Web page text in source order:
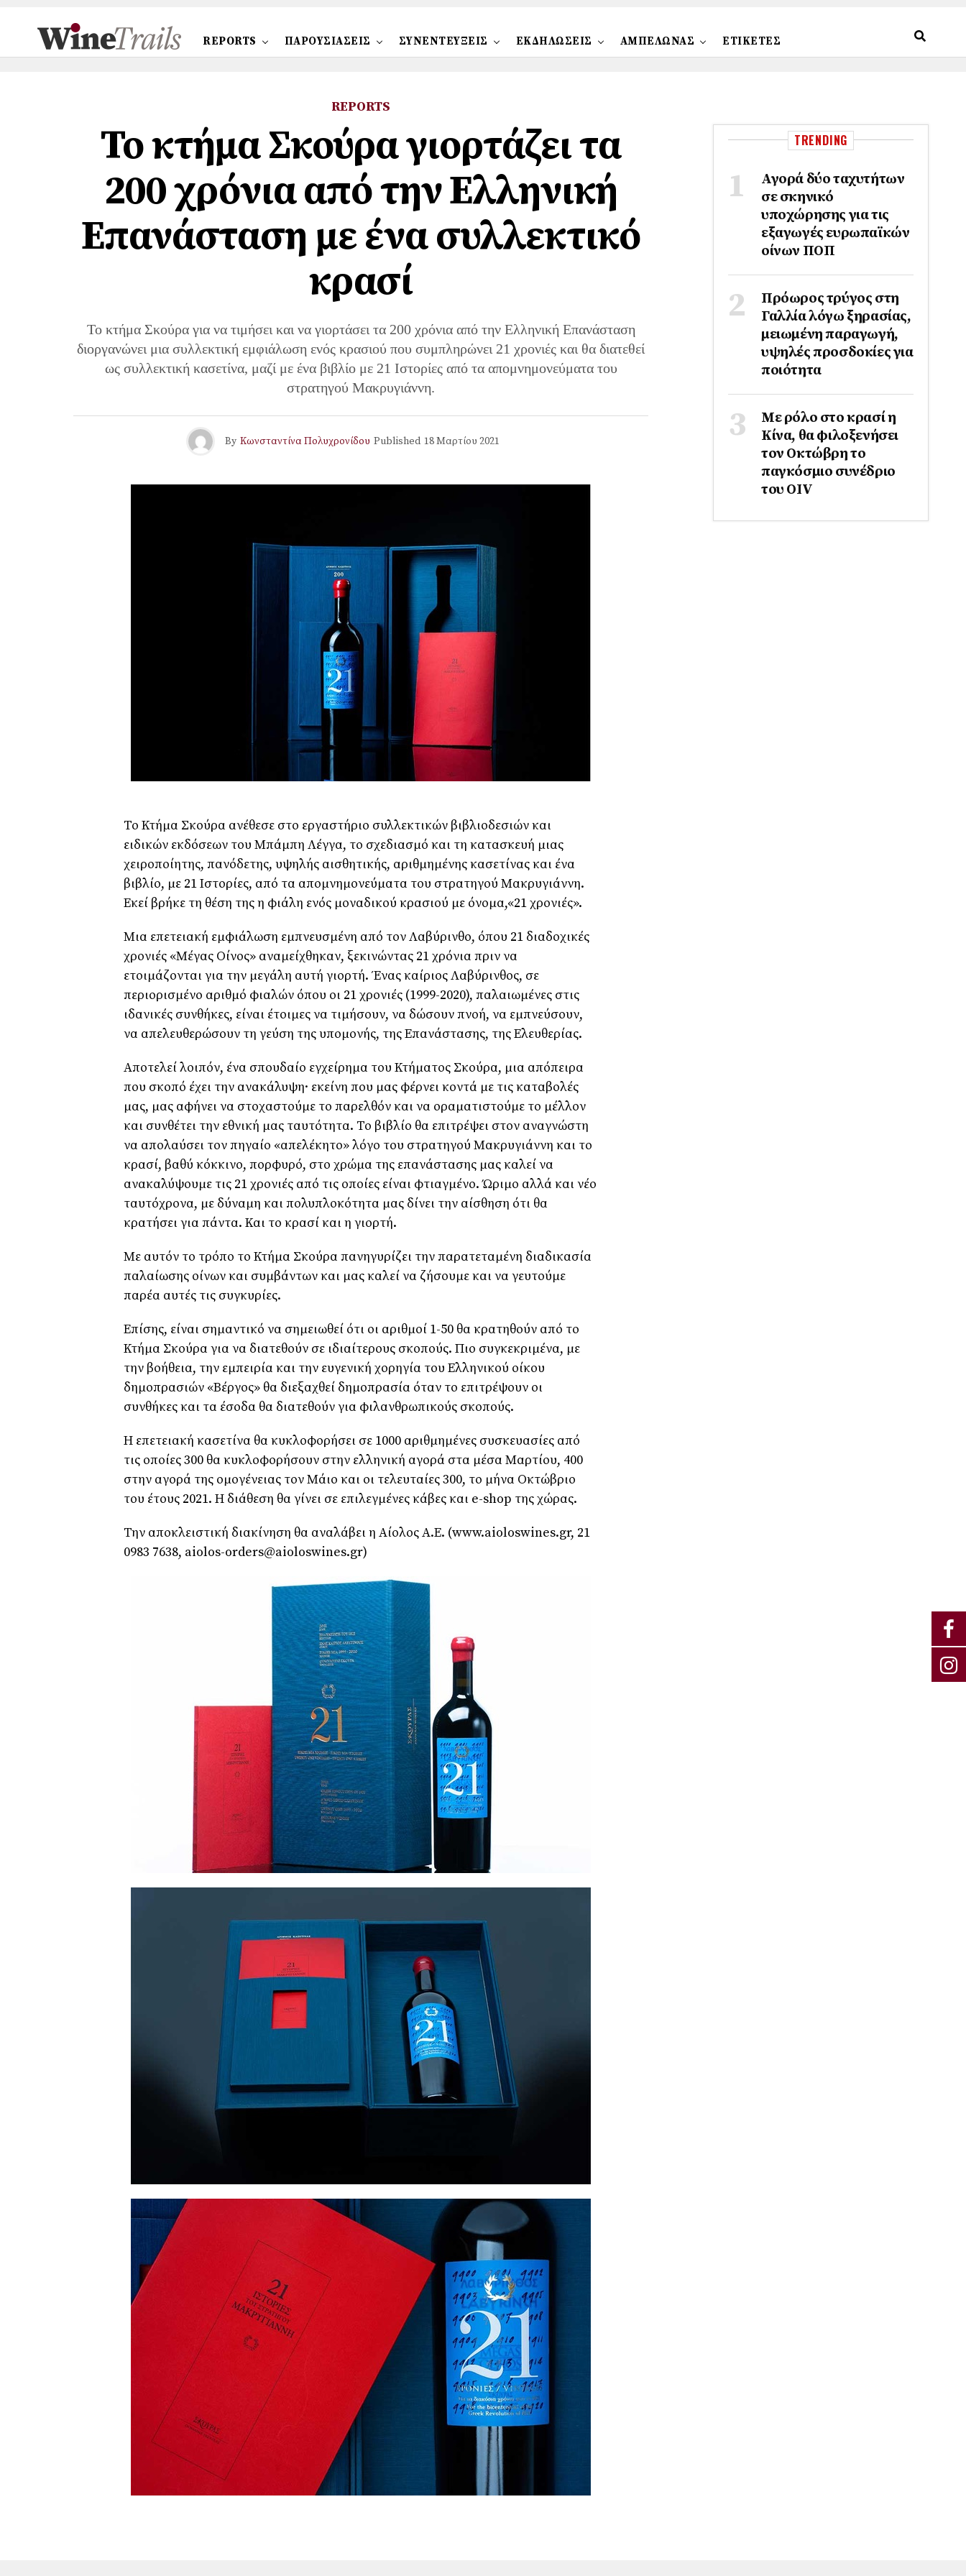
REPORTS ΠΑΡΟΥΣΙΑΣΕΙΣ ΣΥΝΕΝΤΕΥΞΕΙΣ ΕΚΔΗΛΩΣΕΙΣ ΑΜΠΕΛΩΝΑΣ ΕΤΙΚΕΤΕΣ
REPORTS
Το κτήμα Σκούρα γιορτάζει τα
200 χρόνια από την Ελληνική
Επανάσταση με ένα συλλεκτικό
κρασί
Το κτήμα Σκούρα για να τιμήσει και να γιορτάσει τα 200 χρόνια από την Ελληνική Επανάσταση
διοργανώνει μια συλλεκτική εμφιάλωση ενός κρασιού που συμπληρώνει 21 χρονιές και θα διατεθεί
ως συλλεκτική κασετίνα, μαζί με ένα βιβλίο με 21 Ιστορίες από τα απομνημονεύματα του
στρατηγού Μακρυγιάννη.
By Κωνσταντίνα Πολυχρονίδου Published 18 Μαρτίου 2021
Το Κτήμα Σκούρα ανέθεσε στο εργαστήριο συλλεκτικών βιβλιοδεσιών και
ειδικών εκδόσεων του Μπάμπη Λέγγα, το σχεδιασμό και τη κατασκευή μιας
χειροποίητης, πανόδετης, υψηλής αισθητικής, αριθμημένης κασετίνας και ένα
βιβλίο, με 21 Ιστορίες, από τα απομνημονεύματα του στρατηγού Μακρυγιάννη.
Εκεί βρήκε τη θέση της η φιάλη ενός μοναδικού κρασιού με όνομα,«21 χρονιές».
Μια επετειακή εμφιάλωση εμπνευσμένη από τον Λαβύρινθο, όπου 21 διαδοχικές
χρονιές «Μέγας Οίνος» αναμείχθηκαν, ξεκινώντας 21 χρόνια πριν να
ετοιμάζονται για την μεγάλη αυτή γιορτή. Ένας καίριος Λαβύρινθος, σε
περιορισμένο αριθμό φιαλών όπου οι 21 χρονιές (1999-2020), παλαιωμένες στις
ιδανικές συνθήκες, είναι έτοιμες να τιμήσουν, να δώσουν πνοή, να εμπνεύσουν,
να απελευθερώσουν τη γεύση της υπομονής, της Επανάστασης, της Ελευθερίας.
Αποτελεί λοιπόν, ένα σπουδαίο εγχείρημα του Κτήματος Σκούρα, μια απόπειρα
που σκοπό έχει την ανακάλυψη· εκείνη που μας φέρνει κοντά με τις καταβολές
μας, μας αφήνει να στοχαστούμε το παρελθόν και να οραματιστούμε το μέλλον
και συνθέτει την εθνική μας ταυτότητα. Το βιβλίο θα επιτρέψει στον αναγνώστη
να απολαύσει τον πηγαίο «απελέκητο» λόγο του στρατηγού Μακρυγιάννη και το
κρασί, βαθύ κόκκινο, πορφυρό, στο χρώμα της επανάστασης μας καλεί να
ανακαλύψουμε τις 21 χρονιές από τις οποίες είναι φτιαγμένο. Ώριμο αλλά και νέο
ταυτόχρονα, με δύναμη και πολυπλοκότητα μας δίνει την αίσθηση ότι θα
κρατήσει για πάντα. Και το κρασί και η γιορτή.
Με αυτόν το τρόπο το Κτήμα Σκούρα πανηγυρίζει την παρατεταμένη διαδικασία
παλαίωσης οίνων και συμβάντων και μας καλεί να ζήσουμε και να γευτούμε
παρέα αυτές τις συγκυρίες.
Επίσης, είναι σημαντικό να σημειωθεί ότι οι αριθμοί 1-50 θα κρατηθούν από το
Κτήμα Σκούρα για να διατεθούν σε ιδιαίτερους σκοπούς. Πιο συγκεκριμένα, με
την βοήθεια, την εμπειρία και την ευγενική χορηγία του Ελληνικού οίκου
δημοπρασιών «Βέργος» θα διεξαχθεί δημοπρασία όταν το επιτρέψουν οι
συνθήκες και τα έσοδα θα διατεθούν για φιλανθρωπικούς σκοπούς.
Η επετειακή κασετίνα θα κυκλοφορήσει σε 1000 αριθμημένες συσκευασίες από
τις οποίες 300 θα κυκλοφορήσουν στην ελληνική αγορά στα μέσα Μαρτίου, 400
στην αγορά της ομογένειας τον Μάιο και οι τελευταίες 300, το μήνα Οκτώβριο
του έτους 2021. Η διάθεση θα γίνει σε επιλεγμένες κάβες και e-shop της χώρας.
Την αποκλειστική διακίνηση θα αναλάβει η Αίολος Α.Ε. (www.aioloswines.gr, 21
0983 7638, aiolos-orders@aioloswines.gr)
TRENDING
Αγορά δύο ταχυτήτων
σε σκηνικό
υποχώρησης για τις
εξαγωγές ευρωπαϊκών
οίνων ΠΟΠ
Πρόωρος τρύγος στη
Γαλλία λόγω ξηρασίας,
μειωμένη παραγωγή,
υψηλές προσδοκίες για
ποιότητα
Με ρόλο στο κρασί η
Κίνα, θα φιλοξενήσει
τον Οκτώβρη το
παγκόσμιο συνέδριο
του ΟΙV